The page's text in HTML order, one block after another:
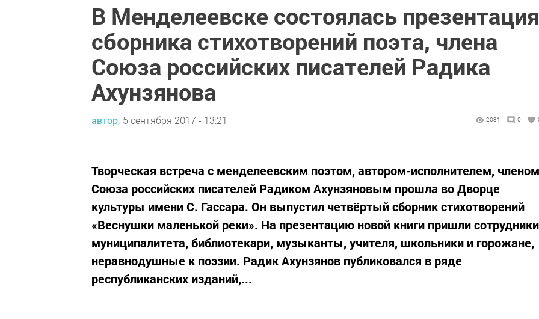
В Менделеевске состоялась презентация
сборника стихотворений поэта, члена
Союза российских писателей Радика
Ахунзянова
автор, 5 сентября 2017 - 13:21 2031 0
Творческая встреча с менделеевским поэтом, автором-исполнителем, членом
Союза российских писателей Радиком Ахунзяновым прошла во Дворце
культуры имени С. Гассара. Он выпустил четвёртый сборник стихотворений
«Веснушки маленькой реки». На презентацию новой книги пришли сотрудники
муниципалитета, библиотекари, музыканты, учителя, школьники и горожане,
неравнодушные к поэзии. Радик Ахунзянов публиковался в ряде
республиканских изданий,...